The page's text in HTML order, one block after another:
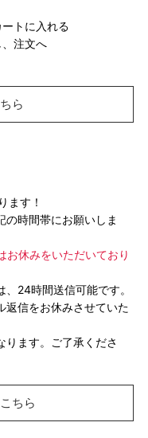
トに入れる
注文へ
ら
ます！
の時間帯にお願いしま
休みをいただいており
24時間送信可能です。
返信をお休みさせていた
ります。ご了承くださ
ちら